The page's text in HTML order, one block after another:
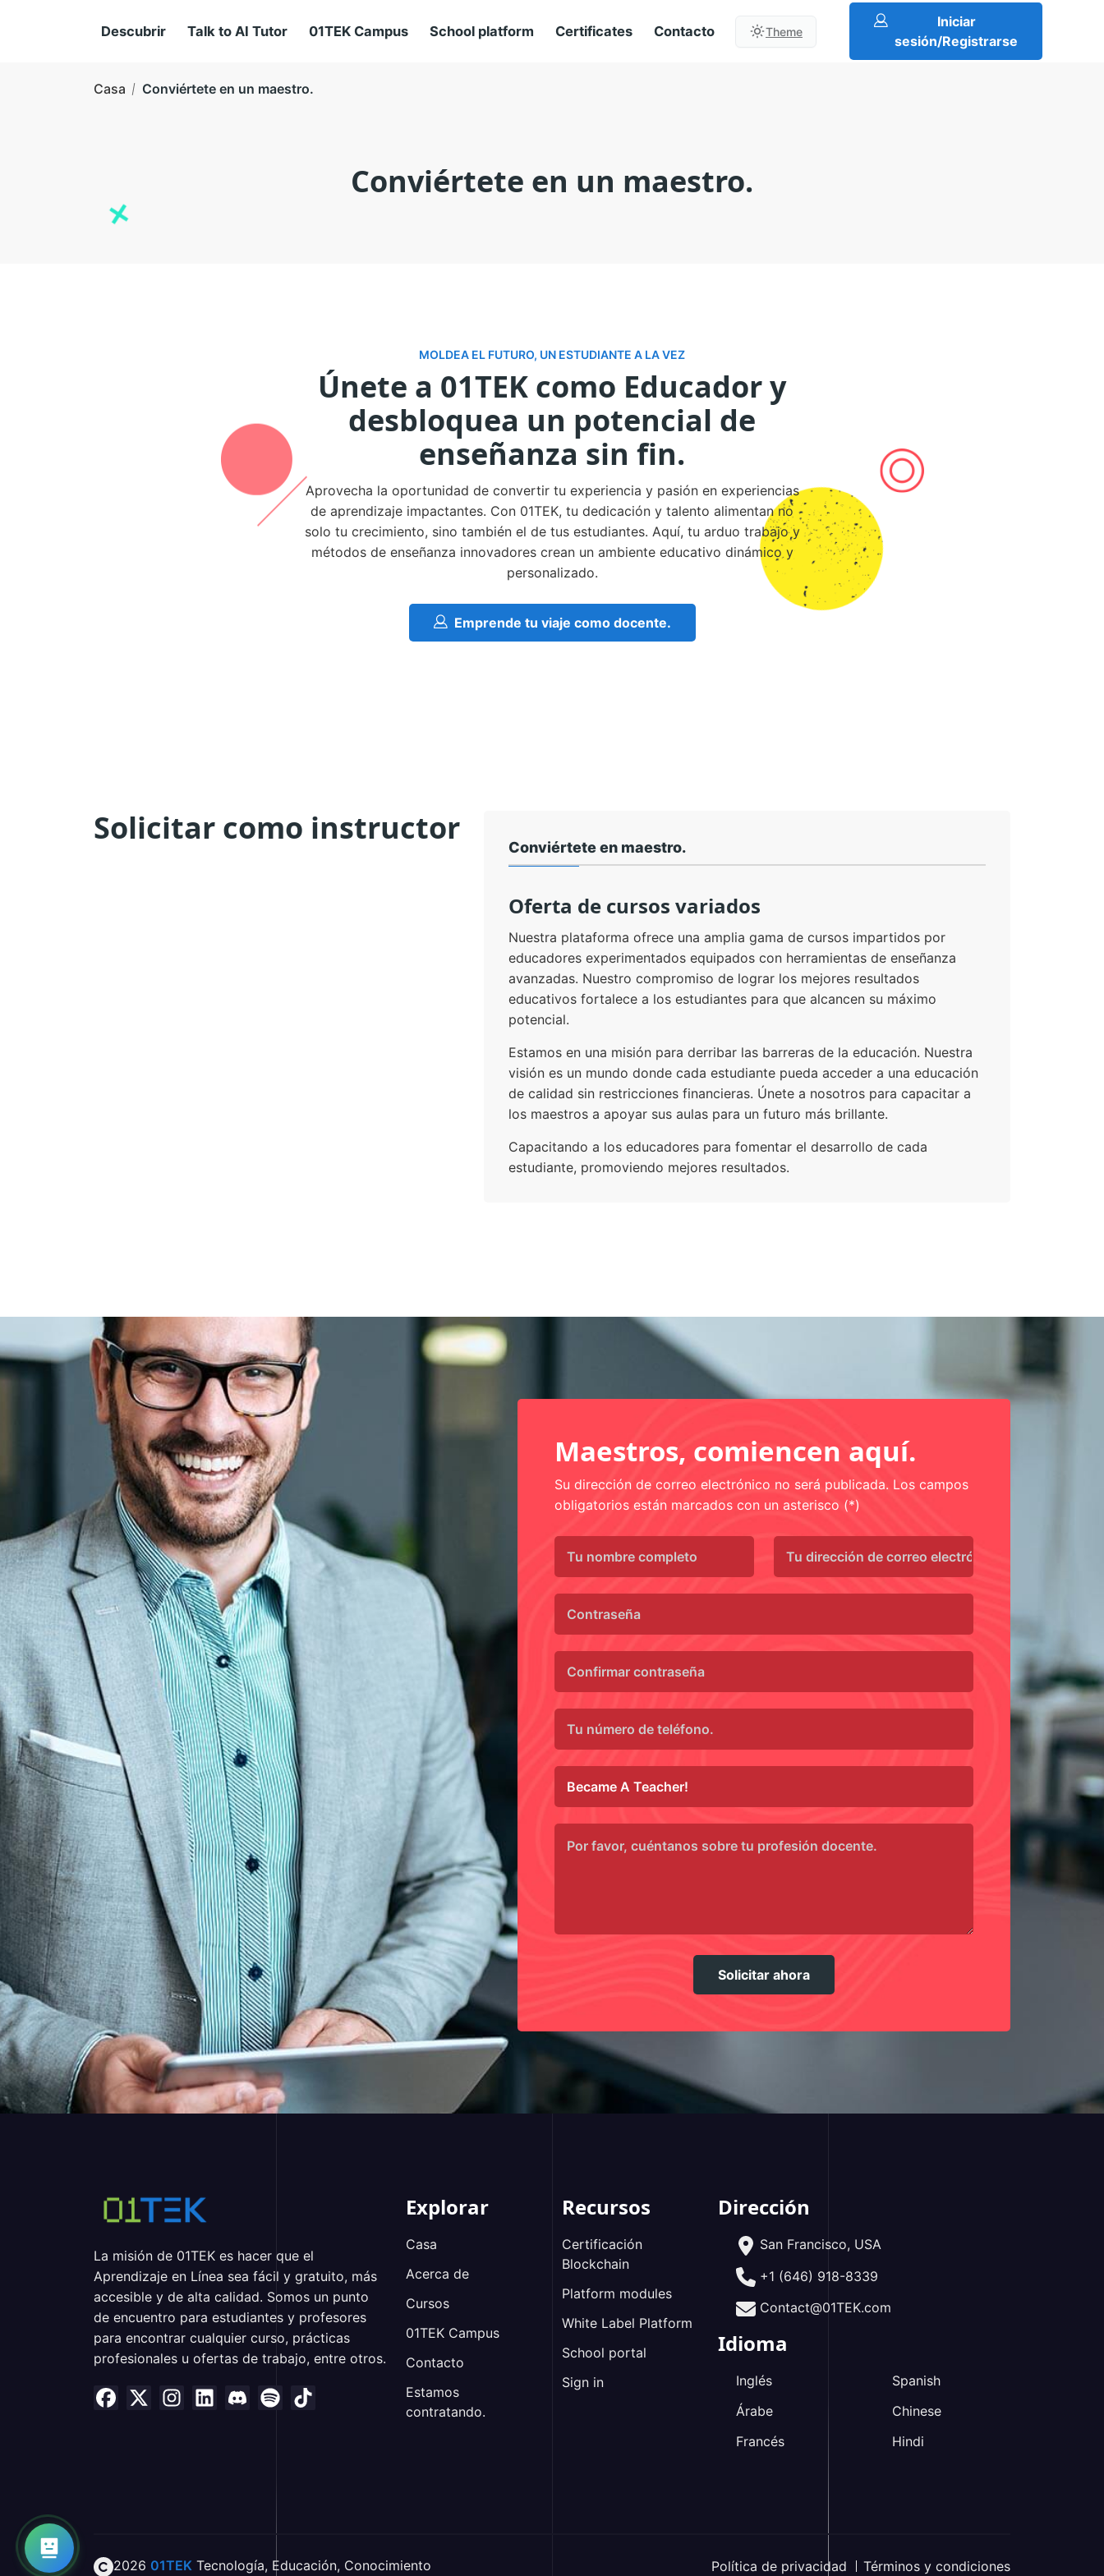
Descubrir Talk to AI Tutor 01TEK Campus School platform Certificates Contacto Theme
Iniciar
sesión/Registrarse
Casa Conviértete en un maestro.
Conviértete en un maestro.
MOLDEA EL FUTURO, UN ESTUDIANTE A LA VEZ
Únete a 01TEK como Educador y
desbloquea un potencial de
enseñanza sin fin.
Aprovecha la oportunidad de convertir tu experiencia y pasión en experiencias
de aprendizaje impactantes. Con 01TEK, tu dedicación y talento alimentan no
solo tu crecimiento, sino también el de tus estudiantes. Aquí, tu arduo trabajo y
métodos de enseñanza innovadores crean un ambiente educativo dinámico y
personalizado.
Emprende tu viaje como docente.
Solicitar como instructor Conviértete en maestro.
Oferta de cursos variados
Nuestra plataforma ofrece una amplia gama de cursos impartidos por
educadores experimentados equipados con herramientas de enseñanza
avanzadas. Nuestro compromiso de lograr los mejores resultados
educativos fortalece a los estudiantes para que alcancen su máximo
potencial.
Estamos en una misión para derribar las barreras de la educación. Nuestra
visión es un mundo donde cada estudiante pueda acceder a una educación
de calidad sin restricciones financieras. Únete a nosotros para capacitar a
los maestros a apoyar sus aulas para un futuro más brillante.
Capacitando a los educadores para fomentar el desarrollo de cada
estudiante, promoviendo mejores resultados.
Maestros, comiencen aquí.
Su dirección de correo electrónico no será publicada. Los campos
obligatorios están marcados con un asterisco (*)
Solicitar ahora
La misión de 01TEK es hacer que el
Aprendizaje en Línea sea fácil y gratuito, más
accesible y de alta calidad. Somos un punto
de encuentro para estudiantes y profesores
para encontrar cualquier curso, prácticas
profesionales u ofertas de trabajo, entre otros.
Explorar
Casa
Acerca de
Cursos
01TEK Campus
Contacto
Estamos
contratando.
Recursos
Certificación
Blockchain
Platform modules
White Label Platform
School portal
Sign in
Dirección
San Francisco, USA
+1 (646) 918-8339
Contact@01TEK.com
Idioma
Inglés
Árabe
Francés
Spanish
Chinese
Hindi
2026 01TEK Tecnología, Educación, Conocimiento Política de privacidad Términos y condiciones